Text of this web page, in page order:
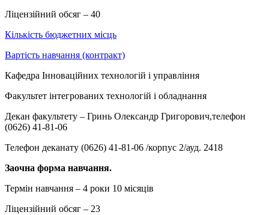
Ліцензійний обсяг – 40
Кількість бюджетних місць
Вартість навчання (контракт)
Кафедра Інноваційних технологій і управління
Факультет інтегрованих технологій і обладнання
Декан факультету – Гринь Олександр Григорович,телефон
(0626) 41-81-06
Телефон деканату (0626) 41-81-06 /корпус 2/ауд. 2418
Заочна форма навчання.
Термін навчання – 4 роки 10 місяців
Ліцензійний обсяг – 23